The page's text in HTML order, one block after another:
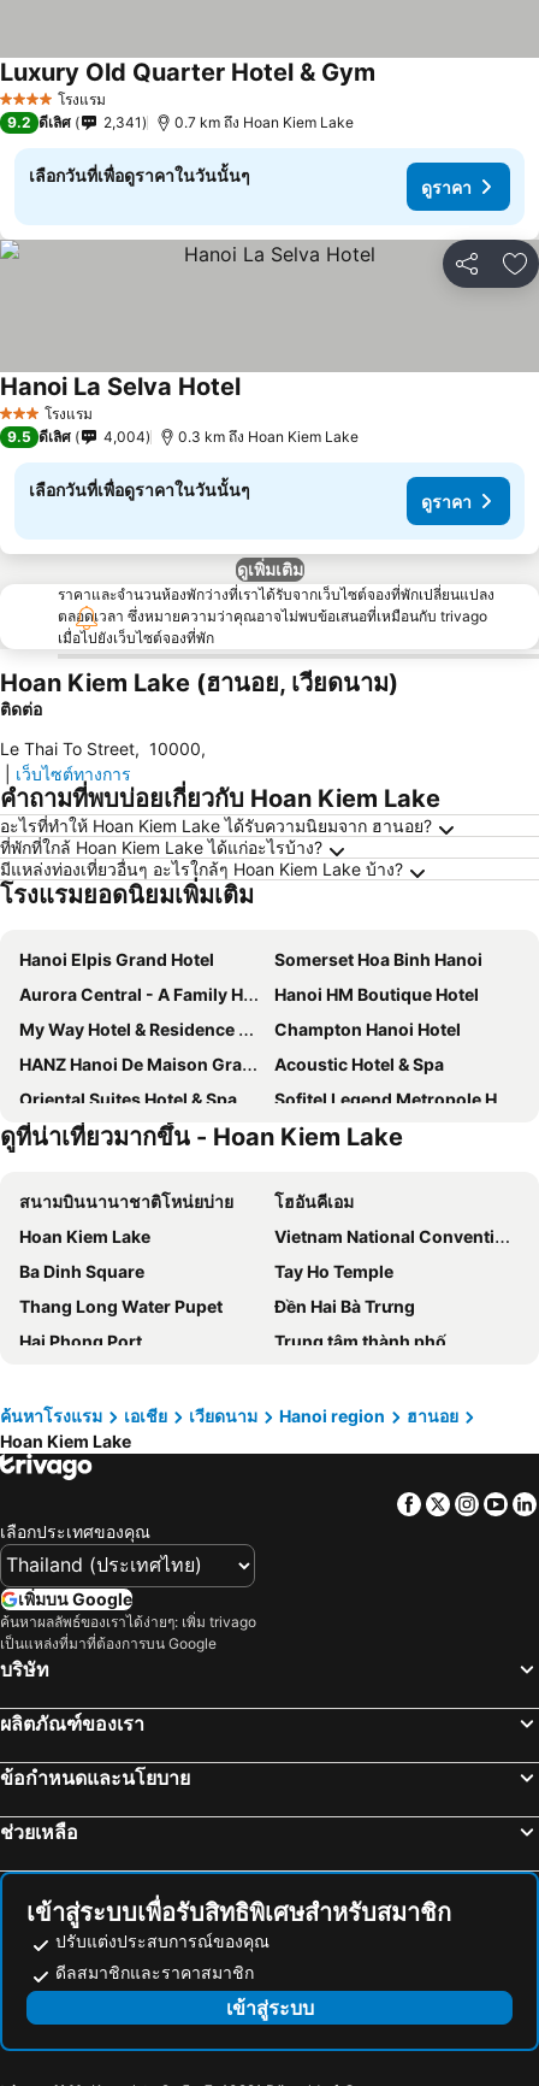
4 ดาว โรงแรม
Luxury Old Quarter Hotel & Gym
9.2 ดีเลิศ 2,341 0.7 km ถึง Hoan Kiem Lake
เลือกวันที่เพื่อดูราคาในวันนั้นๆ
ดูราคา
แชร์ เ
3 ดาว โรงแรม
Hanoi La Selva Hotel
9.5 ดีเลิศ 4,004 0.3 km ถึง Hoan Kiem Lake
เลือกวันที่เพื่อดูราคาในวันนั้นๆ
ดูราคา
ดูเพิ่มเติม
ราคาและจำนวนห้องพักว่างที่เราได้รับจากเว็บไซต์จองที่พักเปลี่ยนแปลง
ตลอดเวลา ซึ่งหมายความว่าคุณอาจไม่พบข้อเสนอที่เหมือนกับ trivago
เมื่อไปยังเว็บไซต์จองที่พัก
Hoan Kiem Lake (ฮานอย, เวียดนาม)
ติดต่อ
Le Thai To Street, 10000,
เว็บไซต์ทางการ
คำถามที่พบบ่อยเกี่ยวกับ Hoan Kiem Lake
อะไรที่ทำให้ Hoan Kiem Lake ได้รับความนิยมจาก ฮานอย?
ที่พักที่ใกล้ Hoan Kiem Lake ได้แก่อะไรบ้าง?
มีแหล่งท่องเที่ยวอื่นๆ อะไรใกล้ๆ Hoan Kiem Lake บ้าง?
โรงแรมยอดนิยมเพิ่มเติม
Hanoi Elpis Grand Hotel
Somerset Hoa Binh Hanoi
Aurora Central - A Family Hotel
Hanoi HM Boutique Hotel
My Way Hotel & Residence Ha Noi
Champton Hanoi Hotel
HANZ Hanoi De Maison Grand Hotel
Acoustic Hotel & Spa
Oriental Suites Hotel & Spa
Sofitel Legend Metropole Hanoi
The Oriental Jade Hotel
Champton Hanoi Hotel
โรงแรมฟลาวเวอร์การ์เด้น
Hanoi Tirant
La Siesta Classic Ma May
Grand Mercure Hanoi
Eliana Premio Hanoi Hotel
Meritel Hanoi
Peridot Gallery Classic Hotel
Hanoi Le Chateau Hotel & Spa
GM Premium Hotel
Hanoi Pearl Hotel
โรงแรมซากุระ 3
The Legend Hanoi Hotel
Aira Boutique Hanoi Hotel & Spa
Classyc Hotel
Elite Central Hotel Hanoi
Novotel Hanoi Thai Ha
Ambassador Hanoi Hotel & Spa
La Beaute Boutique Hotel & Spa
Proverb Hotel Hanoi
Hanoi Le Jardin Hotel & Spa
Hanoi Boutique Hotel & Spa
La Sinfonía del Rey Hotel & Spa
Authentic Hanoi Boutique Hotel
Hanoi L'Heritage Diamond Hotel & Spa
Trangtrang Luxury Hotel
Hanoi Media Hotel & Spa
Bella Premier Hotel & Rooftop Skybar
Lsignature Hotel & Spa
GRAND HOTEL du LAC Hanoi
Hanoi Bella Rosa Hotel & Travel
ดูที่น่าเที่ยวมากขึ้น - Hoan Kiem Lake
สนามบินนานาชาติโหน่ยบ่าย
โฮอันคีเอม
Hoan Kiem Lake
Vietnam National Convention Centre
Ba Dinh Square
Tay Ho Temple
Thang Long Water Pupet
Đền Hai Bà Trưng
Hai Phong Port
Trung tâm thành phố
Ha Noi Church
Ancient House
Hanoi Opera House
Hang Bai
Dong Xuan market
Imperial Citadel of Thăng Long
Van Mieu
Hai Phong Train Station
Tam côc
ค้นหาโรงแรม เอเชีย เวียดนาม Hanoi region
ฮานอย
Hoan Kiem Lake
Facebook
Twitter
เลือกประเทศของคุณ
เพิ่มบน Google
ค้นหาผลลัพธ์ของเราได้ง่ายๆ: เพิ่ม trivago
เป็นแหล่งที่มาที่ต้องการบน Google
บริษัท
ผลิตภัณฑ์ของเรา
ข้อกำหนดและนโยบาย
ช่วยเหลือ
เข้าสู่ระบบเพื่อรับสิทธิพิเศษสำหรับสมาชิก
ปรับแต่งประสบการณ์ของคุณ
ดีลสมาชิกและราคาสมาชิก
เข้าสู่ระบบ